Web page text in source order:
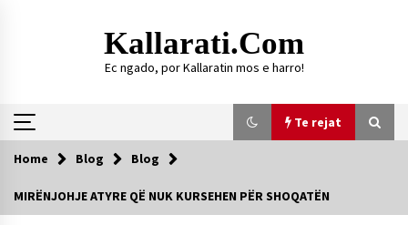
Kallarati.com
Ec ngado, por Kallaratin mos e harro!
Te rejat
Te rejat
Home Blog Blog
MIRËNJOHJE ATYRE QË NUK KURSEHEN PËR SHOQATËN